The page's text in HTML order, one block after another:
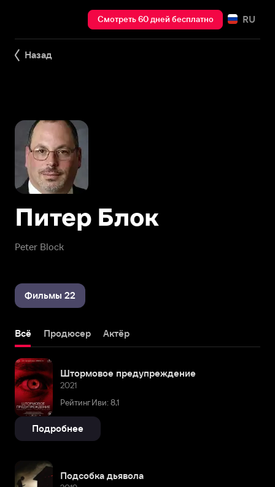
Смотреть 60 дней бесплатно RU
Назад
Peter Block
Питер Блок
Фильмы 22
Всё Продюсер Актёр
Штормовое предупреждение
2021
Рейтинг Иви: 8,1
Подробнее
Подсобка дьявола